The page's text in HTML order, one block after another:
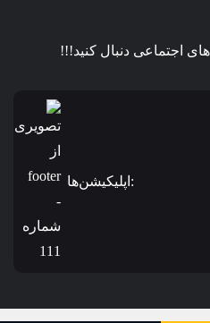
اجتماعی دنبال کنید!!!
:اپلیکیشن‌ها